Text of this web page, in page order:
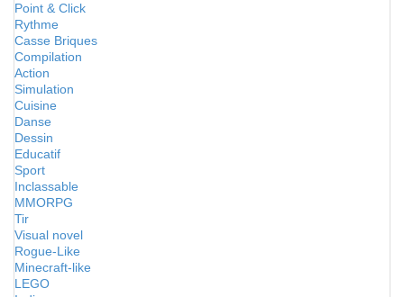
Point & Click
Rythme
Casse Briques
Compilation
Action
Simulation
Cuisine
Danse
Dessin
Educatif
Sport
Inclassable
MMORPG
Tir
Visual novel
Rogue-Like
Minecraft-like
LEGO